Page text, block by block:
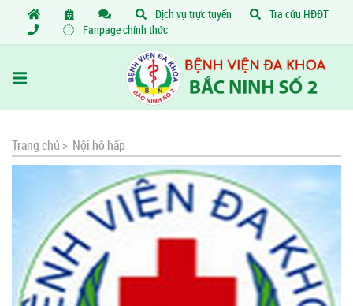
Dịch vụ trực tuyến
Tra cứu HĐĐT
Fanpage chính thức
Trang chủ > Nội hô hấp